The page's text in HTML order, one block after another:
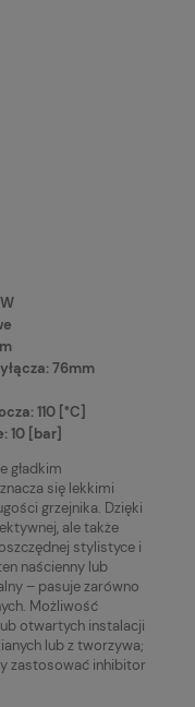
76mm
110 [°C]
10 [bar]
gładkim
się lekkimi
grzejnika. Dzięki
ale także
stylistyce i
naścienny lub
– pasuje zarówno
Możliwość
otwartych instalacji
lub z tworzywa;
zastosować inhibitor